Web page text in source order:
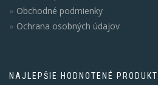
Obchodné podmienky
Ochrana osobných údajov
NAJLEPŠIE HODNOTENÉ